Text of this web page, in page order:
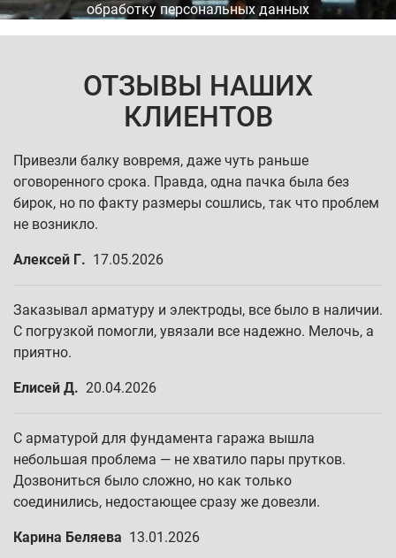
обработку персональных данных
ОТЗЫВЫ НАШИХ
КЛИЕНТОВ
Привезли балку вовремя, даже чуть раньше
оговоренного срока. Правда, одна пачка была без
бирок, но по факту размеры сошлись, так что проблем
не возникло.
Алексей Г. 17.05.2026
Заказывал арматуру и электроды, все было в наличии.
С погрузкой помогли, увязали все надежно. Мелочь, а
приятно.
Елисей Д. 20.04.2026
С арматурой для фундамента гаража вышла
небольшая проблема — не хватило пары прутков.
Дозвониться было сложно, но как только
соединились, недостающее сразу же довезли.
Карина Беляева 13.01.2026